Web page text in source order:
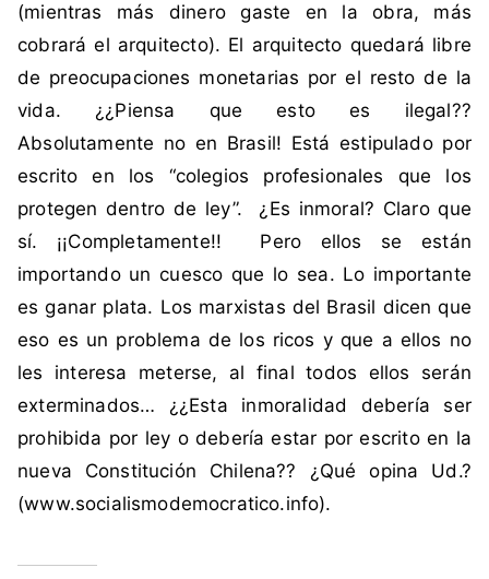
o
n
s
t
u
c
i
ó
(mientras más dinero gaste en la obra, más
cobrará el arquitecto). El arquitecto quedará libre
de preocupaciones monetarias por el resto de la
vida. ¿¿Piensa que esto es ilegal??
Absolutamente no en Brasil! Está estipulado por
escrito en los “colegios profesionales que los
protegen dentro de ley”. ¿Es inmoral? Claro que
sí. ¡¡Completamente!! Pero ellos se están
importando un cuesco que lo sea. Lo importante
es ganar plata. Los marxistas del Brasil dicen que
eso es un problema de los ricos y que a ellos no
les interesa meterse, al final todos ellos serán
exterminados… ¿¿Esta inmoralidad debería ser
prohibida por ley o debería estar por escrito en la
nueva Constitución Chilena?? ¿Qué opina Ud.?
(www.socialismodemocratico.info).